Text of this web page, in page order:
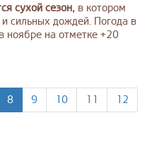
сухой сезон, в котором
сильных дождей. Погода в
ноябре на отметке +20
8 9 10 11
12